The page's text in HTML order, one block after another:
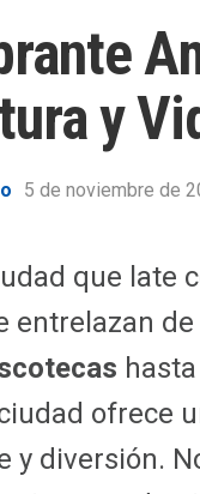
y
5 de noviembre de
que late
entrelazan
ofrece
y diversión.